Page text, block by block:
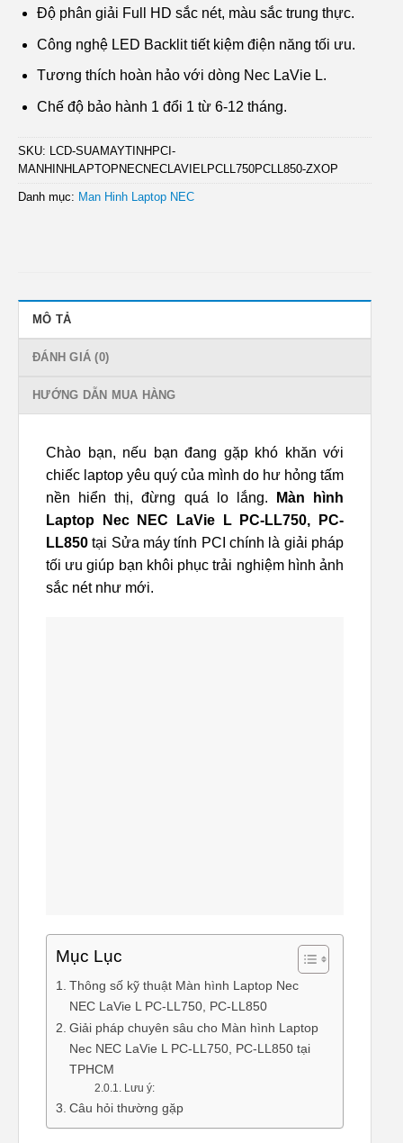
Độ phân giải Full HD sắc nét, màu sắc trung thực.
Công nghệ LED Backlit tiết kiệm điện năng tối ưu.
Tương thích hoàn hảo với dòng Nec LaVie L.
Chế độ bảo hành 1 đổi 1 từ 6-12 tháng.
SKU: LCD-SUAMAYTINHPCI-
MANHINHLAPTOPNECNECLAVIELPCLL750PCLL850-ZXOP
Danh mục: Man Hinh Laptop NEC
MÔ TẢ
ĐÁNH GIÁ (0)
HƯỚNG DẪN MUA HÀNG
Chào bạn, nếu bạn đang gặp khó khăn với
chiếc laptop yêu quý của mình do hư hỏng tấm
nền hiển thị, đừng quá lo lắng.
Màn hình
Laptop Nec NEC LaVie L PC-LL750, PC-
LL850 tại Sửa máy tính PCI chính là giải pháp
tối ưu giúp bạn khôi phục trải nghiệm hình ảnh
sắc nét như mới.
Mục Lục
Thông số kỹ thuật Màn hình Laptop Nec
NEC LaVie L PC-LL750, PC-LL850
Giải pháp chuyên sâu cho Màn hình Laptop
Nec NEC LaVie L PC-LL750, PC-LL850 tại
TPHCM
Lưu ý:
Câu hỏi thường gặp